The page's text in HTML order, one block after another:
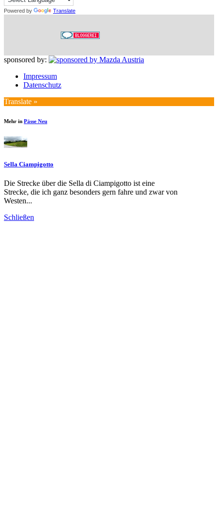
Powered by Translate
sponsored by:
Impressum
Datenschutz
Translate »
Mehr in Pässe Neu
Sella Ciampigotto
Die Strecke über die Sella di Ciampigotto ist eine
Strecke, die ich ganz besonders gern fahre und zwar von
Westen...
Schließen